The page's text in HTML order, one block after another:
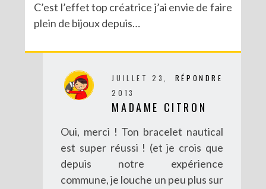
DIY : CUSTOMISE TON BONNET AVEC SERGENT MAJOR
C’est l’effet top créatrice j’ai envie de faire
plein de bijoux depuis…
RÉPONDRE
JUILLET 23,
2013
MADAME CITRON
Oui, merci ! Ton bracelet nautical
est super réussi ! (et je crois que
depuis notre expérience
commune, je louche un peu plus sur